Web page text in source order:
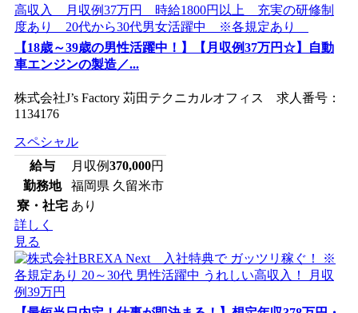
【18歳～39歳の男性活躍中！】【月収例37万円☆】自動
車エンジンの製造／...
株式会社J’s Factory 苅田テクニカルオフィス 求人番号：
1134176
スペシャル
給与
月収例370,000円
勤務地
福岡県 久留米市
寮・社宅 あり
詳しく
見る